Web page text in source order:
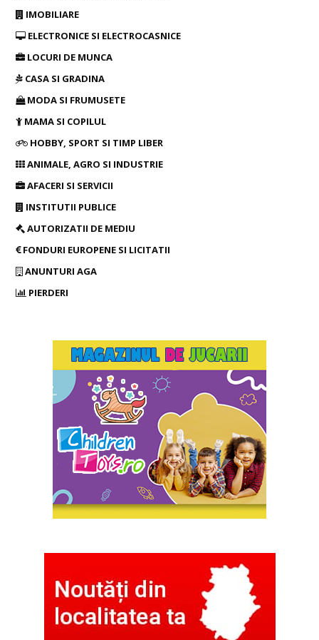
IMOBILIARE
ELECTRONICE SI ELECTROCASNICE
LOCURI DE MUNCA
CASA SI GRADINA
MODA SI FRUMUSETE
MAMA SI COPILUL
HOBBY, SPORT SI TIMP LIBER
ANIMALE, AGRO SI INDUSTRIE
AFACERI SI SERVICII
INSTITUTII PUBLICE
AUTORIZATII DE MEDIU
FONDURI EUROPENE SI LICITATII
ANUNTURI AGA
PIERDERI